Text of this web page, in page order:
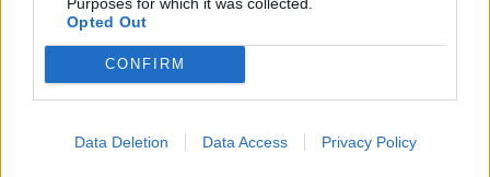
Opted Out
CONFIRM
Data Deletion Data Access Privacy Policy
Blaumut lidera el cartell musical de les
Festes
31 de juliol de 2026